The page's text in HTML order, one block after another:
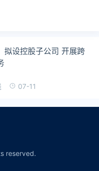
拟设控股子公司 开展跨
07-11
reserved.